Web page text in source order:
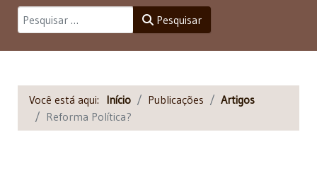
Pesquisar Pesquisar
Você está aqui: Início Publicações
Artigos
Reforma Política?